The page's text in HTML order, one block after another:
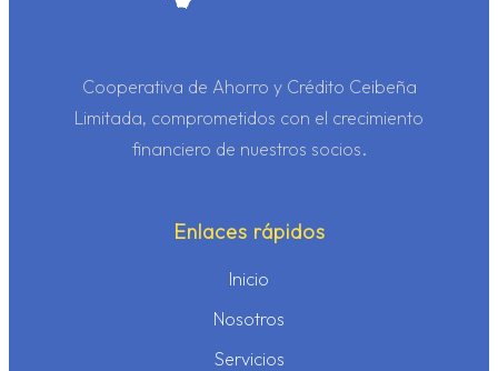
Cooperativa de Ahorro y Crédito Ceibeña
Limitada, comprometidos con el crecimiento
financiero de nuestros socios.
Enlaces rápidos
Inicio
Nosotros
Servicios